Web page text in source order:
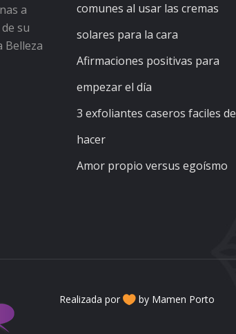
a
su
Belleza
comunes al usar las cremas
solares para la cara
Afirmaciones positivas para
empezar el día
3 exfoliantes caseros faciles de
hacer
Amor propio versus egoísmo
Realizada por by Mamen Porto